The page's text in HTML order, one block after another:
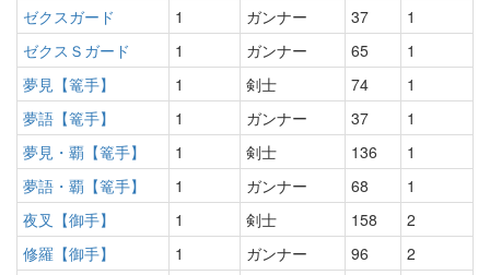
ゼクスガード
1 ガンナー 37
1
ゼクスＳガード
1 ガンナー 65
1
夢見【篭手】
1 剣士 74
1
夢語【篭手】
1 ガンナー 37
1
夢見・覇【篭手】
1 剣士 136
1
夢語・覇【篭手】
1 ガンナー 68
1
夜叉【御手】
1 剣士 158
2
修羅【御手】
1 ガンナー 96
2